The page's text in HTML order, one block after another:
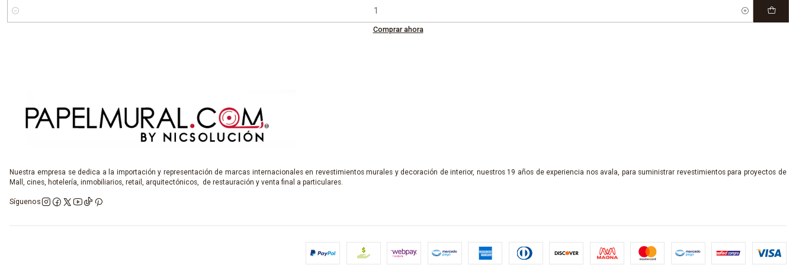
Cantidad
Comprar ahora
Nuestra empresa se dedica a la importación y representación de marcas internacionales en revestimientos murales y decoración de interior, nuestros 19 años de experiencia nos avala, para suministrar revestimientos para proyectos de
Mall, cines, hotelería, inmobiliarios, retail, arquitectónicos, de restauración y venta final a particulares.
Síguenos